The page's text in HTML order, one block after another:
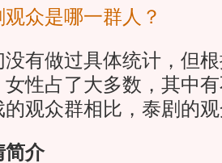
众是哪一群人？
做过具体统计，但根
性占了大多数，其中
观众群相比，泰剧的
介